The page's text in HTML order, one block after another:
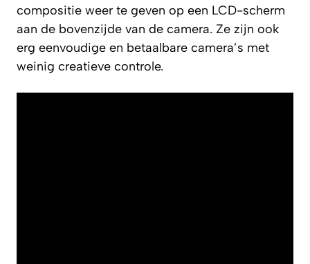
compositie weer te geven op een LCD-scherm
aan de bovenzijde van de camera. Ze zijn ook
erg eenvoudige en betaalbare camera’s met
weinig creatieve controle.